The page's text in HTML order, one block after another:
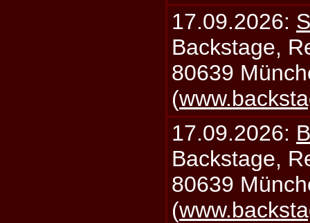
17.09.2026:
Backstage,
80639
(
17.09.2026:
Backstage,
80639
(